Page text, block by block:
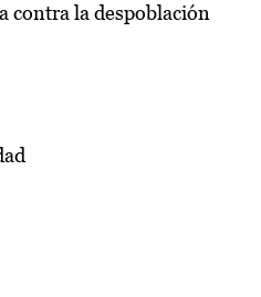
contra la despoblación